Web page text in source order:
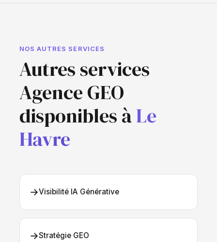
NOS AUTRES SERVICES
Autres services
Agence GEO
disponibles àLe
Havre
→Visibilité IA Générative
→Stratégie GEO